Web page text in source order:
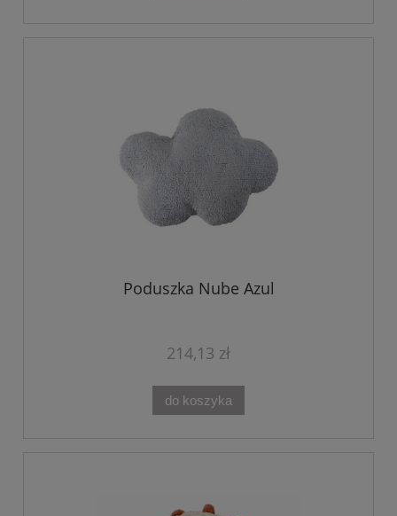
Poduszka Nube Azul
214,13 zł
do koszyka